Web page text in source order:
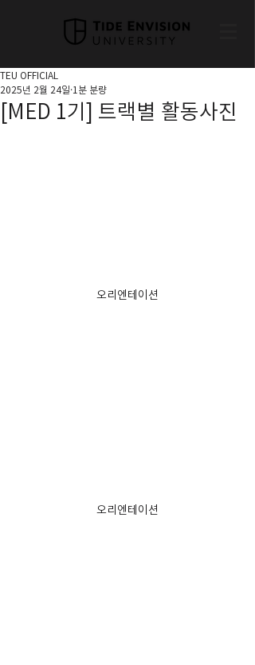
[MED 1기] 트랙별 활동사진
TEU OFFICIAL
2025년 2월 24일 1분 분량
오리엔테이션
오리엔테이션